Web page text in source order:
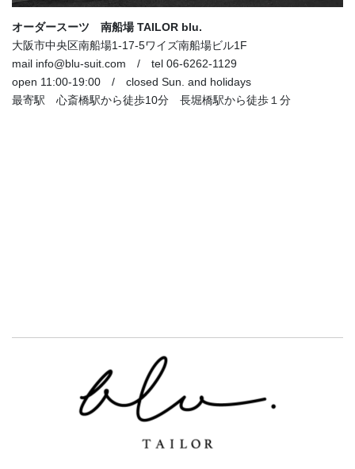
オーダースーツ 南船場 TAILOR blu.
大阪市中央区南船場1-17-5ワイズ南船場ビル1F
mail info@blu-suit.com / tel 06-6262-1129
open 11:00-19:00 / closed Sun. and holidays
最寄駅 心斎橋駅から徒歩10分 長堀橋駅から徒歩１分